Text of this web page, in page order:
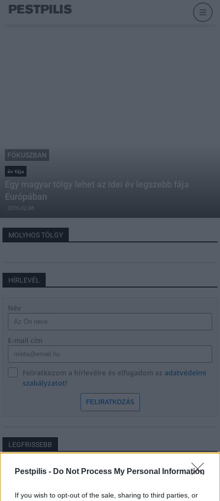
Pestpilis - Do Not Process My Personal Information
If you wish to opt-out of the sale, sharing to third parties, or
FÓKUSZBAN
év fája
Egy magyar tölgy lehet az idei év legszebb fája
Európában
2016.02.08
MOLYHOS TÖLGY
HÍRLEVÉL
Név
E-mail cím
Feliratkozom a hírlevélre és elfogadom az adatvédelmi
szabályzatot!
FELIRATKOZÁS
LEGFRISSEBB
Országos
Megérkezett az eső a Duna vízgyűjtőjére